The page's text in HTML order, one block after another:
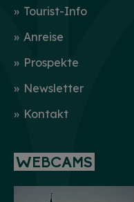
Tourist-Info
Anreise
Prospekte
Newsletter
Kontakt
WEBCAMS